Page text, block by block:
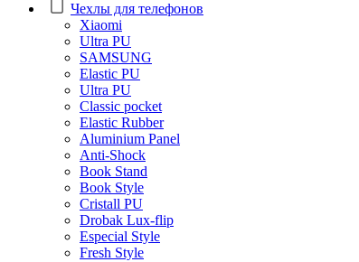
Чехлы для телефонов
Xiaomi
Ultra PU
SAMSUNG
Elastic PU
Ultra PU
Classic pocket
Elastic Rubber
Aluminium Panel
Anti-Shock
Book Stand
Book Style
Cristall PU
Drobak Lux-flip
Especial Style
Fresh Style